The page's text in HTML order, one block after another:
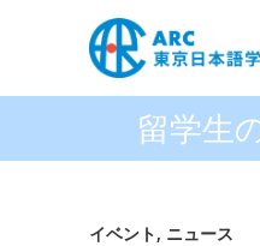
留学生
イベント, ニュース